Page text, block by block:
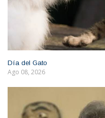
Día del Gato
Ago 08, 2026